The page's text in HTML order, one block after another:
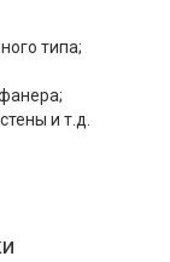
типа;
и т.д.